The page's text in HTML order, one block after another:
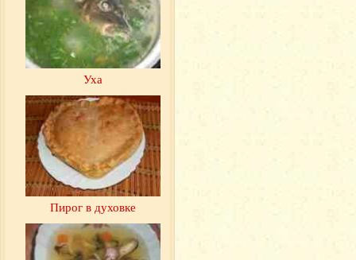
Уха
Пирог в духовке